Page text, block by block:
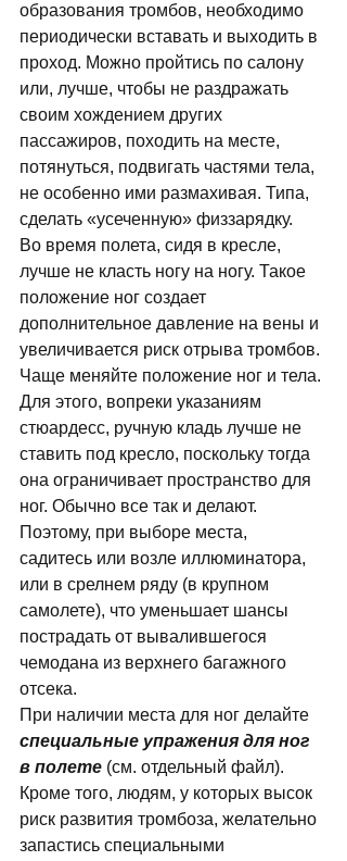
образования тромбов, необходимо
периодически вставать и выходить в
проход. Можно пройтись по салону
или, лучше, чтобы не раздражать
своим хождением других
пассажиров, походить на месте,
потянуться, подвигать частями тела,
не особенно ими размахивая. Типа,
сделать «усеченную» физзарядку.
Во время полета, сидя в кресле,
лучше не класть ногу на ногу. Такое
положение ног создает
дополнительное давление на вены и
увеличивается риск отрыва тромбов.
Чаще меняйте положение ног и тела.
Для этого, вопреки указаниям
стюардесс, ручную кладь лучше не
ставить под кресло, поскольку тогда
она ограничивает пространство для
ног. Обычно все так и делают.
Поэтому, при выборе места,
садитесь или возле иллюминатора,
или в срелнем ряду (в крупном
самолете), что уменьшает шансы
пострадать от вывалившегося
чемодана из верхнего багажного
отсека.
При наличии места для ног делайте
специальные упражения для ног
в полете (см. отдельный файл).
Кроме того, людям, у которых высок
риск развития тромбоза, желательно
запастись специальными